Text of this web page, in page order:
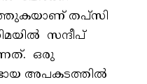
തപ്‌സി
സന്ദീപ്
ഒരു
അപകടത്തിൽ